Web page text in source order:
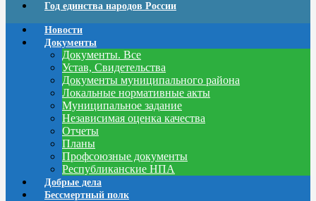
Год единства народов России
Новости
Документы
Документы. Все
Устав, Свидетельства
Документы муниципального района
Локальные нормативные акты
Муниципальное задание
Независимая оценка качества
Отчеты
Планы
Профсоюзные документы
Республиканские НПА
Добрые дела
Бессмертный полк